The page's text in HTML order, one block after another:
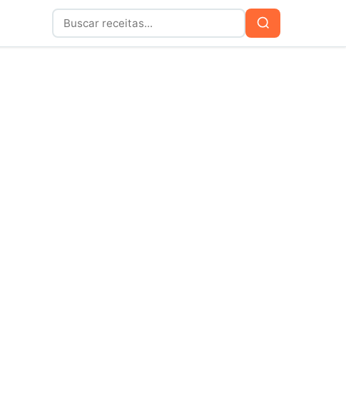
Buscar
por:
Buscar